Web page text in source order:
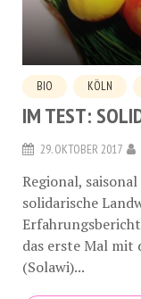
BIO KÖLN
IM TEST:
29. OKTOBER 2017
Regional,
solidarische
das erste Mal mit
(Solawi)...